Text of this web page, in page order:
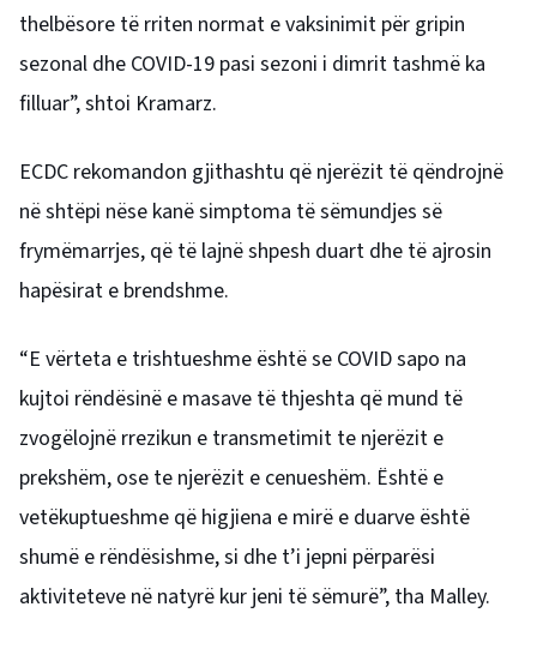
thelbësore të rriten normat e vaksinimit për gripin
sezonal dhe COVID-19 pasi sezoni i dimrit tashmë ka
filluar”, shtoi Kramarz.
ECDC rekomandon gjithashtu që njerëzit të qëndrojnë
në shtëpi nëse kanë simptoma të sëmundjes së
frymëmarrjes, që të lajnë shpesh duart dhe të ajrosin
hapësirat e brendshme.
“E vërteta e trishtueshme është se COVID sapo na
kujtoi rëndësinë e masave të thjeshta që mund të
zvogëlojnë rrezikun e transmetimit te njerëzit e
prekshëm, ose te njerëzit e cenueshëm. Është e
vetëkuptueshme që higjiena e mirë e duarve është
shumë e rëndësishme, si dhe t’i jepni përparësi
aktiviteteve në natyrë kur jeni të sëmurë”, tha Malley.